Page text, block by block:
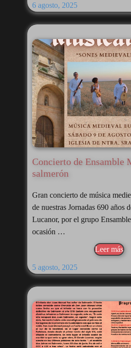
6 agosto, 2025
Concierto de Ensamble
salmerón
Gran concierto de música
de nuestras Jornadas 690 años
Lucanor, por el grupo
ocasión …
Leer más
5 agosto, 2025